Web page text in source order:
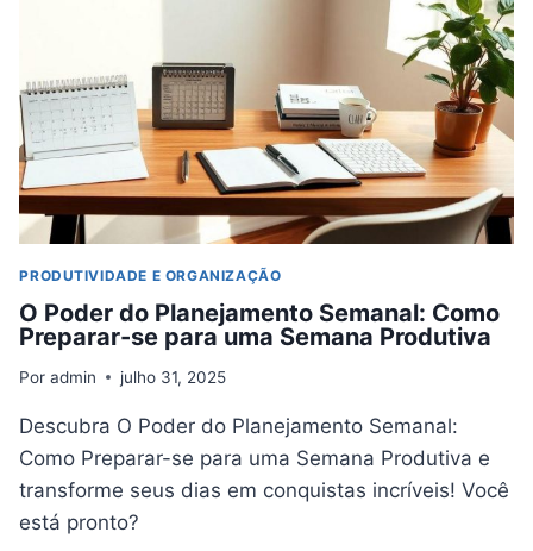
ESTUDO/TRABALHO
PRODUTIVIDADE E ORGANIZAÇÃO
O Poder do Planejamento Semanal: Como
Preparar-se para uma Semana Produtiva
Por admin julho 31, 2025
Descubra O Poder do Planejamento Semanal:
Como Preparar-se para uma Semana Produtiva e
transforme seus dias em conquistas incríveis! Você
está pronto?